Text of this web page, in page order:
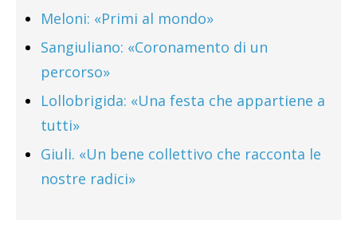
Meloni: «Primi al mondo»
Sangiuliano: «Coronamento di un
percorso»
Lollobrigida: «Una festa che appartiene a
tutti»
Giuli. «Un bene collettivo che racconta le
nostre radici»